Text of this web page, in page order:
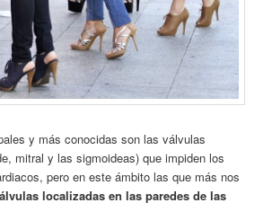
y más conocidas son las válvulas
mitral y las sigmoideas) que impiden los
pero en este ámbito las que más nos
localizadas en las paredes de las